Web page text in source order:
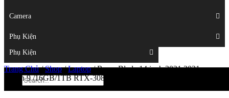
Laptop
Camera
Phụ Kiện
Camera
Phụ Kiện
Top
Trang Chủ/Shop/Laptop/Razer Blade 14 inch 2021 2021 –
Ryzen 9 /16GB/1TB RTX-3080 QHD 165Hz